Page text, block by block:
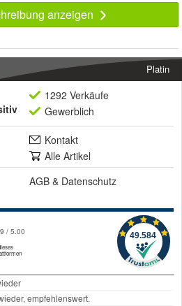
anzeigen
Platin
1292 Verkäufe
Gewerblich
Kontakt
Alle Artikel
AGB & Datenschutz